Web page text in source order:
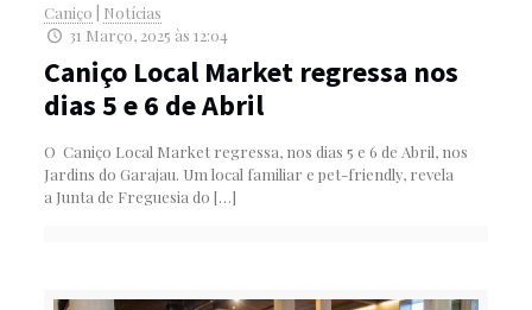
Caniço
Notícias
31 Março, 2025 às 12:04
Caniço Local Market regressa nos
dias 5 e 6 de Abril
O Caniço Local Market regressa, nos dias 5 e 6 de Abril, nos
Jardins do Garajau. Um local familiar e pet-friendly, revela
a Junta de Freguesia do […]